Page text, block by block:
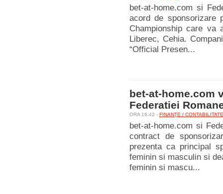
bet-at-home.com si
acord de sponsorizare
Championship care
Liberec, Cehia.
“Official Presen...
bet-at-home.com
Federatiei
ORA 16.42 - FINANŢE /
bet-at-home.com si
contract de
prezenta ca principal
feminin si masculin si
feminin si mascu...